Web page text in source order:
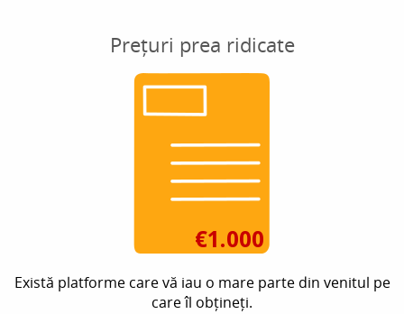
Prețuri prea ridicate
Există platforme care vă iau o mare parte din venitul pe
care îl obțineți.